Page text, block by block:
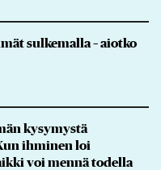
sulkemalla – aiotko
kysymystä
ihminen loi
voi mennä todella